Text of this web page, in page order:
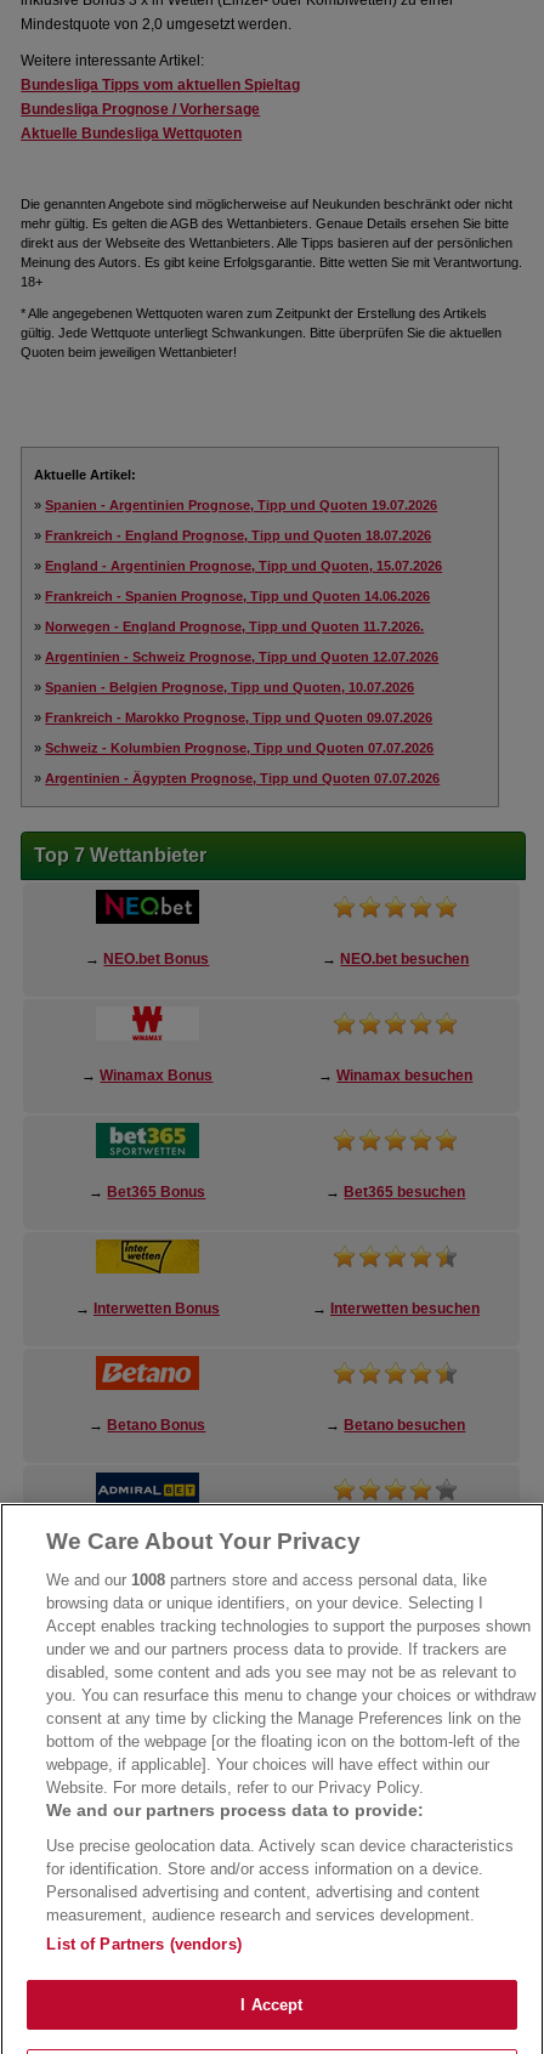
Mindestquote von 2,0 umgesetzt werden.
Weitere interessante Artikel:
Bundesliga Tipps vom aktuellen Spieltag
Bundesliga Prognose / Vorhersage
Aktuelle Bundesliga Wettquoten
Die genannten Angebote sind möglicherweise auf Neukunden beschränkt oder nicht
mehr gültig. Es gelten die AGB des Wettanbieters. Genaue Details ersehen Sie bitte
direkt aus der Webseite des Wettanbieters. Alle Tipps basieren auf der persönlichen
Meinung des Autors. Es gibt keine Erfolgsgarantie. Bitte wetten Sie mit Verantwortung.
18+
* Alle angegebenen Wettquoten waren zum Zeitpunkt der Erstellung des Artikels
gültig. Jede Wettquote unterliegt Schwankungen. Bitte überprüfen Sie die aktuellen
Quoten beim jeweiligen Wettanbieter!
Aktuelle Artikel:
»Spanien - Argentinien Prognose, Tipp und Quoten 19.07.2026
»Frankreich - England Prognose, Tipp und Quoten 18.07.2026
»England - Argentinien Prognose, Tipp und Quoten, 15.07.2026
»Frankreich - Spanien Prognose, Tipp und Quoten 14.06.2026
»Norwegen - England Prognose, Tipp und Quoten 11.7.2026.
»Argentinien - Schweiz Prognose, Tipp und Quoten 12.07.2026
»Spanien - Belgien Prognose, Tipp und Quoten, 10.07.2026
»Frankreich - Marokko Prognose, Tipp und Quoten 09.07.2026
»Schweiz - Kolumbien Prognose, Tipp und Quoten 07.07.2026
»Argentinien - Ägypten Prognose, Tipp und Quoten 07.07.2026
Top 7 Wettanbieter
→ NEO.bet Bonus → NEO.bet besuchen
→Winamax Bonus →Winamax besuchen
→ Bet365 Bonus → Bet365 besuchen
→ Interwetten Bonus → Interwetten besuchen
→ Betano Bonus → Betano besuchen
→AdmiralBet Bonus →AdmiralBet besuchen
→Bwin Bonus →Bwin besuchen
Alle Anbieter auf dieser Webseite sind offiziell in Deutschland
Bundesligatrend Fussball Bundesliga Tipps
Verantwortung!
We Care About Your Privacy
We and our1008 partners store and access personal data, like
browsing data or unique identifiers, on your device. Selecting I
Accept enables tracking technologies to support the purposes shown
under we and our partners process data to provide. If trackers are
disabled, some content and ads you see may not be as relevant to
you. You can resurface this menu to change your choices or withdraw
consent at any time by clicking the Manage Preferences link on the
bottom of the webpage [or the floating icon on the bottom-left of the
webpage, if applicable]. Your choices will have effect within our
Website. For more details, refer to our Privacy Policy.
We and our partners process data to provide:
Use precise geolocation data. Actively scan device characteristics
for identification. Store and/or access information on a device.
Personalised advertising and content, advertising and content
measurement, audience research and services development.
List of Partners (vendors)
I Accept